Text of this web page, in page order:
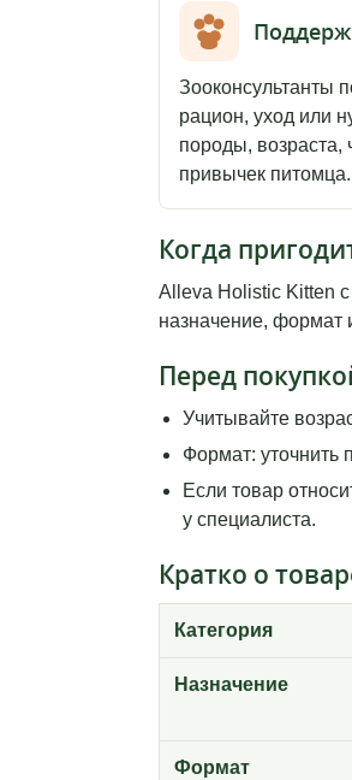
Зооконсультанты
рацион, уход или
породы, возраста,
привычек питомца.
Когда
Alleva Holistic Kitten
назначение, формат
Перед
Учитывайте
Формат: уточнить
Если товар
у специалиста.
Кратко о
Категория
Назначение
Формат